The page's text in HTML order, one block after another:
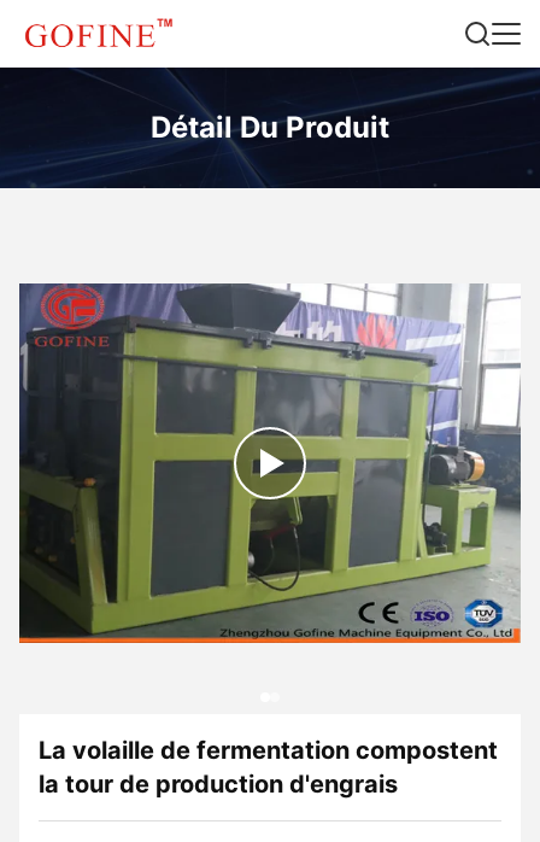
Détail Du Produit
La volaille de fermentation compostent
la tour de production d'engrais